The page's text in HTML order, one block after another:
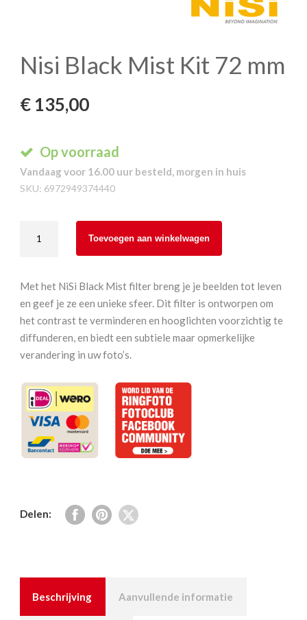
Nisi Black Mist Kit 72 mm
€ 135,00
Op voorraad
Vandaag voor 16.00 uur besteld, morgen in huis
SKU: 6972949374440
Black
Toevoegen aan winkelwagen
Met het NiSi Black Mist filter breng je je beelden tot leven
en geef je ze een unieke sfeer. Dit filter is ontworpen om
het contrast te verminderen en hooglichten voorzichtig te
diffunderen, en biedt een subtiele maar opmerkelijke
verandering in uw foto’s.
Delen:
Beschrijving Aanvullende informatie